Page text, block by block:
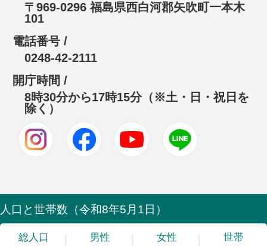
〒969-0296 福島県西白河郡矢吹町一本木
101
電話番号 /
0248-42-2111
開庁時間 /
8時30分から17時15分（※土・日・祝日を
除く）
Instagram Facebook Youtube